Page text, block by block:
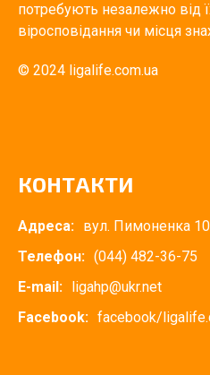
потребують незалежно від
віросповідання чи місця
© 2024 ligalife.com.ua
КОНТАКТИ
Адреса: вул. Пимоненка
Телефон: (044) 482-36-75
E-mail: ligahp@ukr.net
Facebook: facebook/